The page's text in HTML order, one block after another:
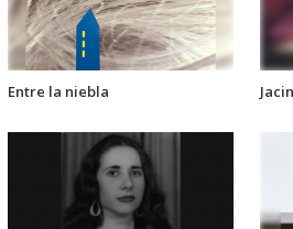
Entre la niebla